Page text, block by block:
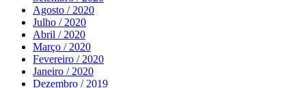
Agosto / 2020
Julho / 2020
Abril / 2020
Março / 2020
Fevereiro / 2020
Janeiro / 2020
Dezembro / 2019